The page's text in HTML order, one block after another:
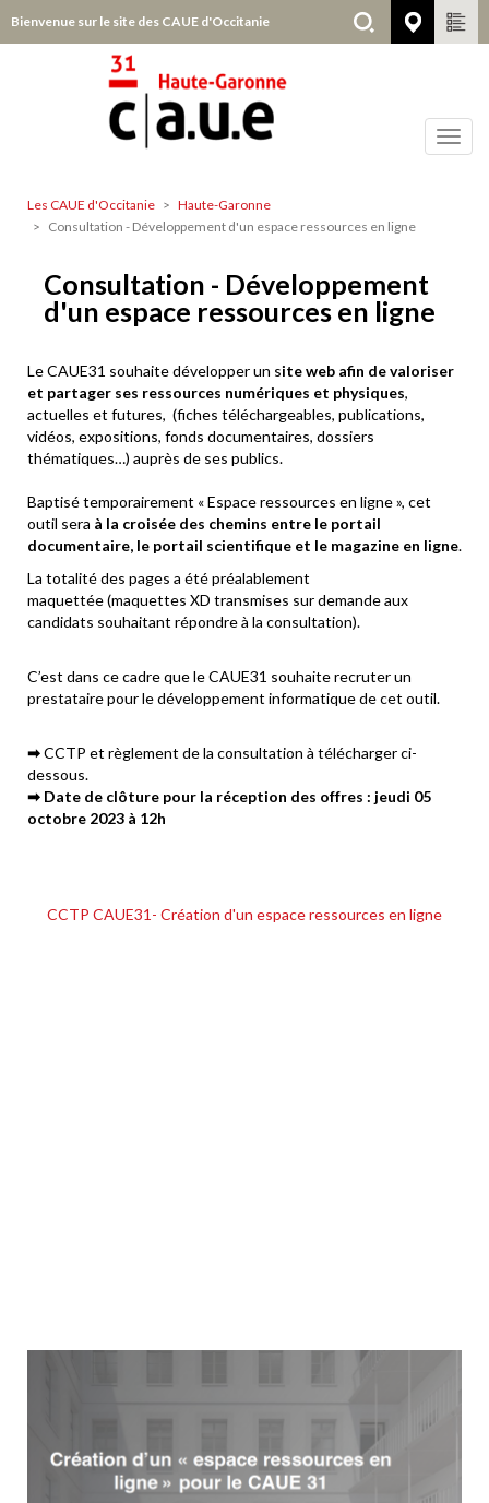
au
Bienvenue sur le site des CAUE d'Occitanie Haute-
Haute-
Garonne
Les CAUE d'Occitanie
Haute-Garonne
Consultation - Développement d'un espace ressources en ligne
Consultation - Développement
d'un espace ressources en ligne
Le CAUE31 souhaite développer un site web afin de valoriser
et partager ses ressources numériques et physiques,
actuelles et futures, (fiches téléchargeables, publications,
vidéos, expositions, fonds documentaires, dossiers
thématiques…) auprès de ses publics.
Baptisé temporairement « Espace ressources en ligne », cet
outil sera à la croisée des chemins entre le portail
documentaire, le portail scientifique et le magazine en ligne.
La totalité des pages a été préalablement
maquettée (maquettes XD transmises sur demande aux
candidats souhaitant répondre à la consultation).
C’est dans ce cadre que le CAUE31 souhaite recruter un
prestataire pour le développement informatique de cet outil.
➡CCTP et règlement de la consultation à télécharger ci-
dessous.
➡ Date de clôture pour la réception des offres : jeudi 05
octobre 2023 à 12h
CCTP CAUE31- Création d'un espace ressources en ligne